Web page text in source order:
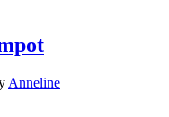
Anneline